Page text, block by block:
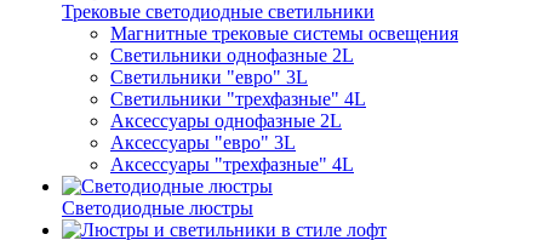
Трековые светодиодные светильники
Магнитные трековые системы освещения
Светильники однофазные 2L
Светильники "евро" 3L
Светильники "трехфазные" 4L
Аксессуары однофазные 2L
Аксессуары "евро" 3L
Аксессуары "трехфазные" 4L
Светодиодные люстры